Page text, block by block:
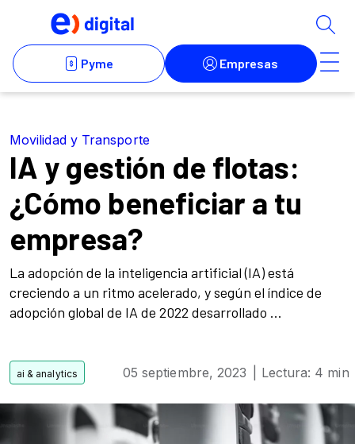
Movilidad y Transporte
IA y gestión de flotas:
¿Cómo beneficiar a tu
empresa?
La adopción de la inteligencia artificial (IA) está
creciendo a un ritmo acelerado, y según el índice de
adopción global de IA de 2022 desarrollado ...
05 septiembre, 2023 | Lectura: 4 min